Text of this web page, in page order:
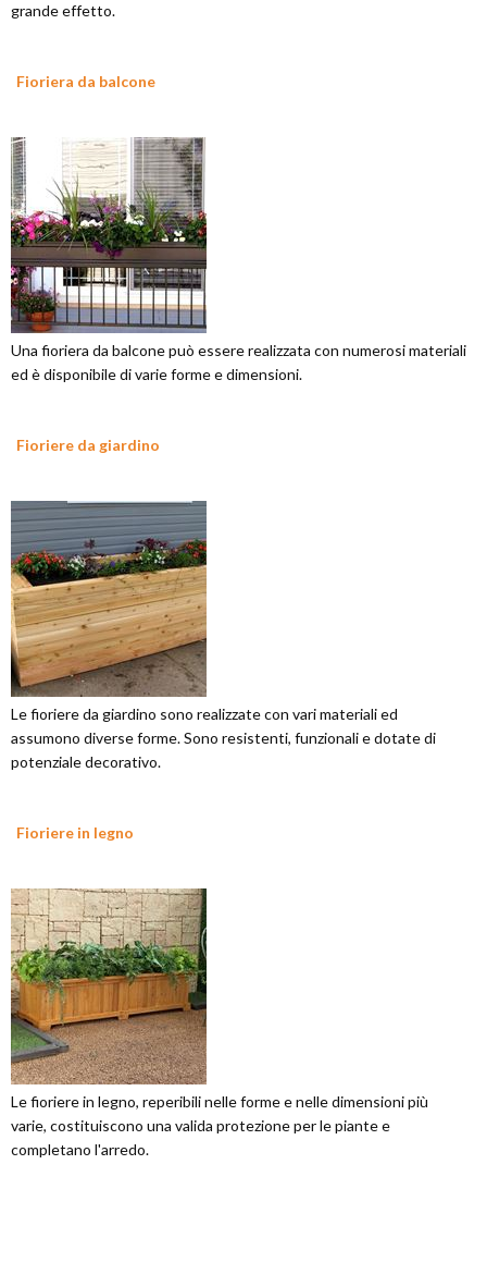
grande effetto.
Fioriera da balcone
Una fioriera da balcone può essere realizzata con numerosi materiali
ed è disponibile di varie forme e dimensioni.
Fioriere da giardino
Le fioriere da giardino sono realizzate con vari materiali ed
assumono diverse forme. Sono resistenti, funzionali e dotate di
potenziale decorativo.
Fioriere in legno
Le fioriere in legno, reperibili nelle forme e nelle dimensioni più
varie, costituiscono una valida protezione per le piante e
completano l'arredo.